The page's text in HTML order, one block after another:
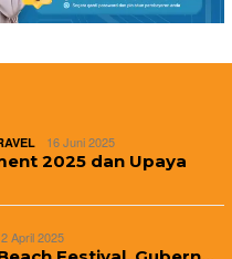
16 Juni 2025
2025 dan Upaya
April 2025